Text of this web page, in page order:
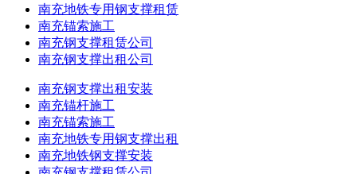
南充地铁专用钢支撑租赁
南充锚索施工
南充钢支撑租赁公司
南充钢支撑出租公司
南充钢支撑出租安装
南充锚杆施工
南充锚索施工
南充地铁专用钢支撑出租
南充地铁钢支撑安装